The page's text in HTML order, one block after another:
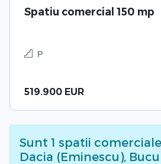
Spatiu comercial 150 mp
P
519.900 EUR
Sunt 1 spatii
Dacia (Eminescu),